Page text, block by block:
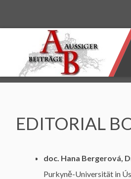
EDITORIAL
doc. Hana Bergerová,
Purkyně-Universität in